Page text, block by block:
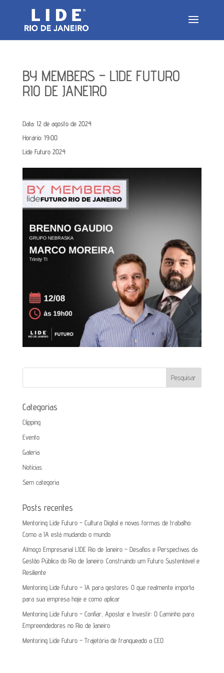
BY MEMBERS – LIDE FUTURO
RIO DE JANEIRO
Data: 12 de agosto de 2024
Horário: 19:00
Lide Futuro 2024
Categorias
Clipping
Evento
Galeria
Notícias
Sem categoria
Posts recentes
Mentoring Lide Futuro – Cultura Digital e novas formas de trabalho:
Como a IA está mudando o mundo
Almoço Empresarial LIDE Rio de Janeiro – Desafios e Perspectivas da
Gestão Pública do Rio de Janeiro: Construindo um Futuro Sustentável e
Resiliente
Mentoring Lide Futuro – IA para gestores: O que realmente importa
para sua empresa hoje e como aplicar
Mentoring Lide Futuro – Confiar, Apostar e Investir: O Caminho para
Empreendedores no Rio de Janeiro
Mentoring Lide Futuro – Trajetória de franqueado a CEO